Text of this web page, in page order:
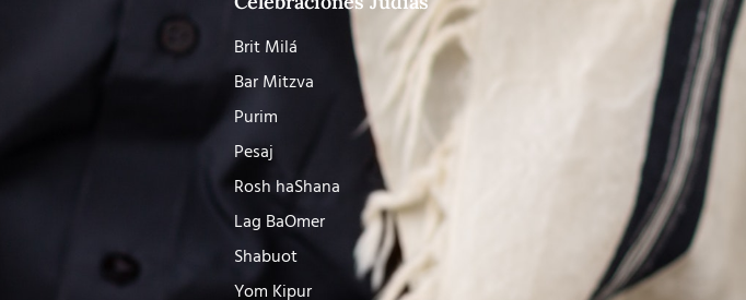
Brit Milá
Bar Mitzva
Purim
Pesaj
Rosh haShana
Lag BaOmer
Shabuot
Yom Kipur